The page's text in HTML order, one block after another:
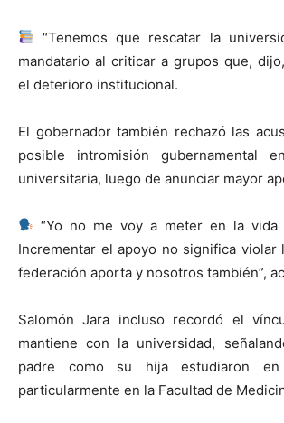
“Tenemos que rescatar la
mandatario al criticar a grupos que,
el deterioro institucional.
El gobernador también rechazó las
posible intromisión gubernamental
universitaria, luego de anunciar mayor
“Yo no me voy a meter en la vida
Incrementar el apoyo no significa violar
federación aporta y nosotros también”,
Salomón Jara incluso recordó el
mantiene con la universidad,
padre como su hija estudiaron
particularmente en la Facultad de